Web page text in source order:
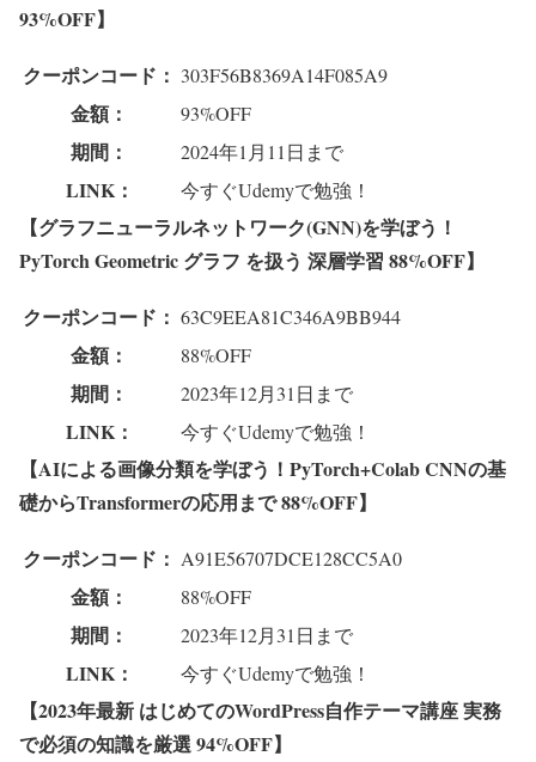
93%OFF】
クーポンコード： 303F56B8369A14F085A9
金額： 93%OFF
期間： 2024年1月11日まで
LINK： 今すぐUdemyで勉強！
【グラフニューラルネットワーク(GNN)を学ぼう！
PyTorch Geometric グラフ を扱う 深層学習 88%OFF】
クーポンコード： 63C9EEA81C346A9BB944
金額： 88%OFF
期間： 2023年12月31日まで
LINK： 今すぐUdemyで勉強！
【AIによる画像分類を学ぼう！PyTorch+Colab CNNの基
礎からTransformerの応用まで 88%OFF】
クーポンコード： A91E56707DCE128CC5A0
金額： 88%OFF
期間： 2023年12月31日まで
LINK： 今すぐUdemyで勉強！
【2023年最新 はじめてのWordPress自作テーマ講座 実務
で必須の知識を厳選 94%OFF】